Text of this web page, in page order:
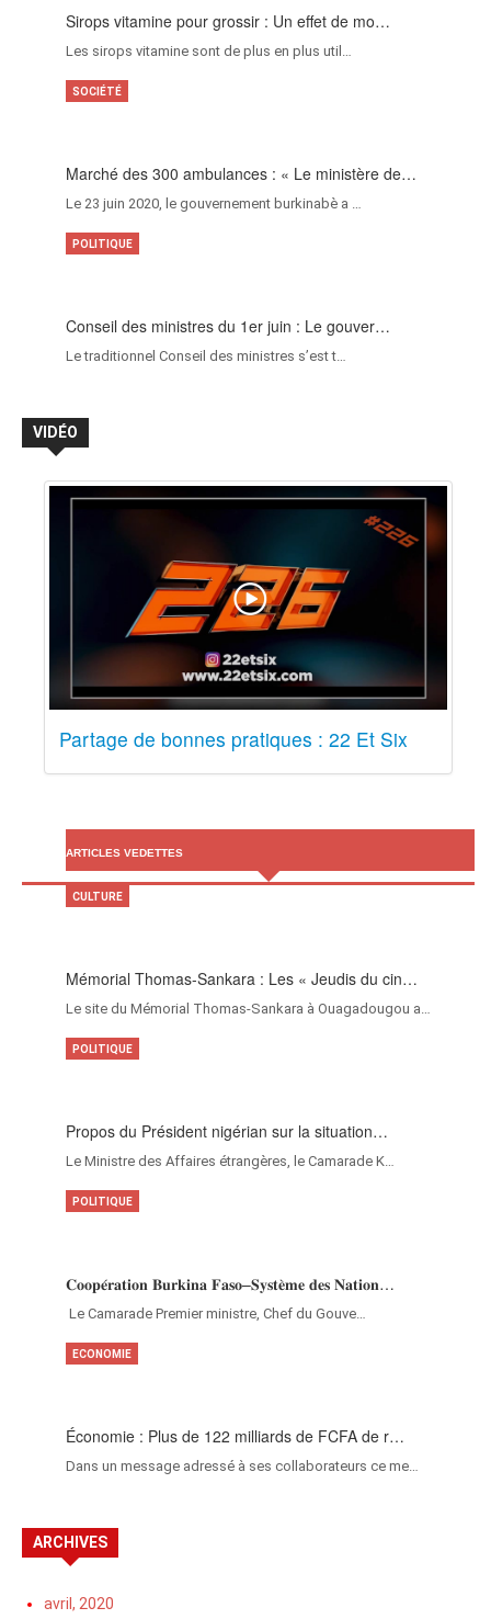
Sirops vitamine pour grossir : Un effet de mo…
Les sirops vitamine sont de plus en plus util…
Marché des 300 ambulances : « Le ministère de…
Le 23 juin 2020, le gouvernement burkinabè a …
SOCIÉTÉ
Conseil des ministres du 1er juin : Le gouver…
Le traditionnel Conseil des ministres s’est t…
POLITIQUE
VIDÉO
Partage de bonnes pratiques : 22 Et Six
ARTICLES VEDETTES
Mémorial Thomas-Sankara : Les « Jeudis du cin…
Le site du Mémorial Thomas-Sankara à Ouagadougou a…
CULTURE
Propos du Président nigérian sur la situation…
Le Ministre des Affaires étrangères, le Camarade K…
POLITIQUE
𝐂𝐨𝐨𝐩𝐞́𝐫𝐚𝐭𝐢𝐨𝐧 𝐁𝐮𝐫𝐤𝐢𝐧𝐚 𝐅𝐚𝐬𝐨–𝐒𝐲𝐬𝐭𝐞̀𝐦𝐞 𝐝𝐞𝐬 𝐍𝐚𝐭𝐢𝐨𝐧…
‎Le Camarade Premier ministre, Chef du Gouve…
POLITIQUE
Économie : Plus de 122 milliards de FCFA de r…
Dans un message adressé à ses collaborateurs ce me…
ECONOMIE
ARCHIVES
avril, 2020